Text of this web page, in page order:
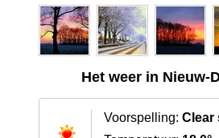
Het weer in Nieuw-
Voorspelling: Clear